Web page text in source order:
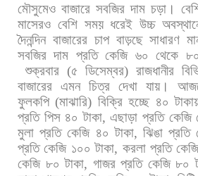
মৌসুমেও বাজারে সবজির দাম চড়া।
মাসেরও বেশি সময় ধরেই উচ্চ
দৈনন্দিন বাজারের চাপ বাড়ছে সাধারণ
সবজির দাম প্রতি কেজি ৬০ থেকে ৮০
শুক্রবার(৫ ডিসেম্বর) রাজধানীর
বাজারের এমন চিত্র দেখা যায়।
ফুলকপি(মাঝারি) বিক্রি হচ্ছে ৪০
প্রতি পিস ৪০ টাকা,এছাড়া প্রতি কেজি
মুলা প্রতি কেজি ৪০ টাকা,ঝিঙা প্রতি
প্রতি কেজি ১০০ টাকা, করলা প্রতি
কেজি ৮০ টাকা, গাজর প্রতি কেজি ৮০